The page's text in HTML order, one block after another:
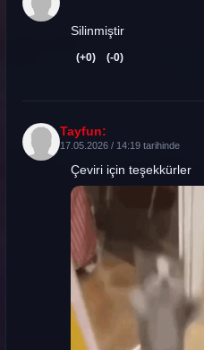
Silinmiştir
(+0) (-0)
Tayfun:
17.05.2026 / 14:19 tarihinde
Çeviri için teşekkürler